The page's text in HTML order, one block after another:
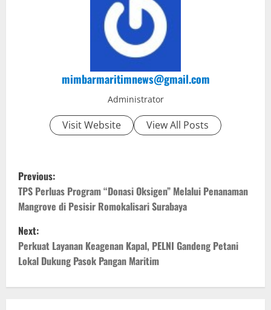
mimbarmaritimnews@gmail.com
Administrator
Visit Website View All Posts
P
o
s
t
n
Previous:
TPS Perluas Program “Donasi Oksigen” Melalui Penanaman
Mangrove di Pesisir Romokalisari Surabaya
Next:
Perkuat Layanan Keagenan Kapal, PELNI Gandeng Petani
Lokal Dukung Pasok Pangan Maritim